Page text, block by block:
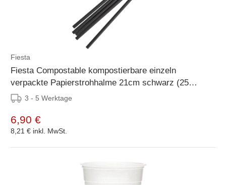
Fiesta
Fiesta Compostable kompostierbare einzeln
verpackte Papierstrohhalme 21cm schwarz (25
Stück)3 - 5 Werktage
6,90 €
8,21 € inkl. MwSt.